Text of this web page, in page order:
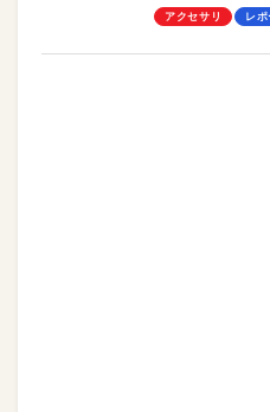
却プレート、
アクセサリ レポ